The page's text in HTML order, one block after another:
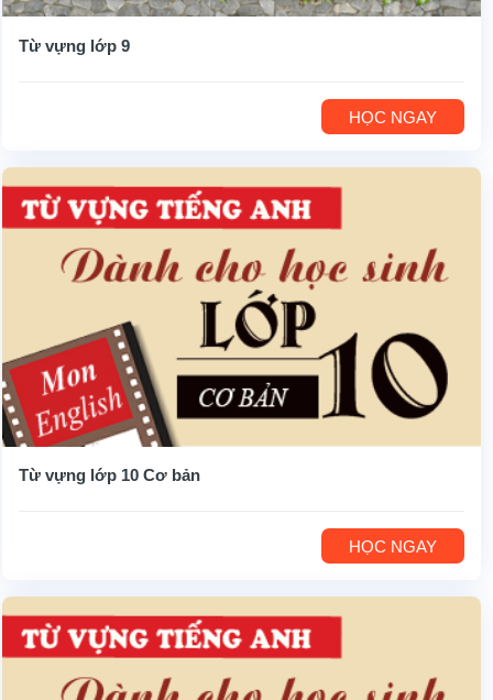
Từ vựng lớp 9
HỌC NGAY
Từ vựng lớp 10 Cơ bản
HỌC NGAY